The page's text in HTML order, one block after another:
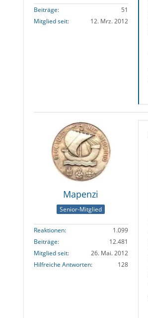
Beiträge
51
Mitglied seit
12. Mrz. 2012
Mapenzi
Senior-Mitglied
Reaktionen
1.099
Beiträge
12.481
Mitglied seit
26. Mai. 2012
Hilfreiche Antworten
128